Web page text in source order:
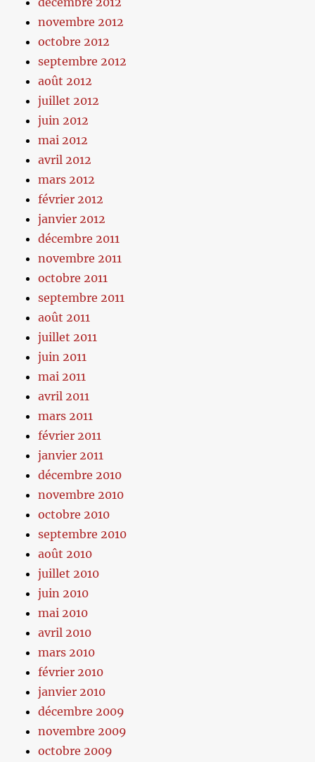
novembre 2012
octobre 2012
septembre 2012
août 2012
juillet 2012
juin 2012
mai 2012
avril 2012
mars 2012
février 2012
janvier 2012
décembre 2011
novembre 2011
octobre 2011
septembre 2011
août 2011
juillet 2011
juin 2011
mai 2011
avril 2011
mars 2011
février 2011
janvier 2011
décembre 2010
novembre 2010
octobre 2010
septembre 2010
août 2010
juillet 2010
juin 2010
mai 2010
avril 2010
mars 2010
février 2010
janvier 2010
décembre 2009
novembre 2009
octobre 2009